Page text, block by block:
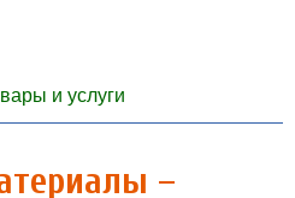
и услуги
–